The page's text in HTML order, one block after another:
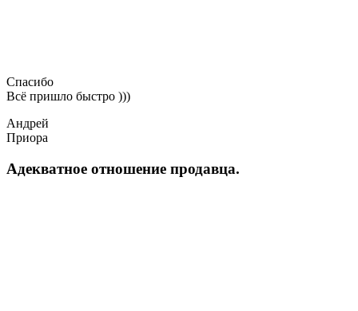
Спасибо
Всё пришло быстро )))
Андрей
Приора
Адекватное отношение продавца.